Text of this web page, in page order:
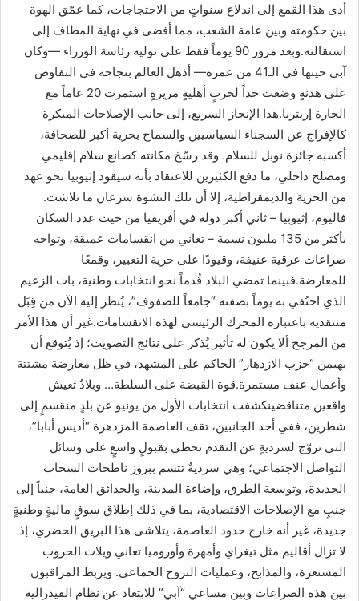
أدى هذا القمع إلى اندلاع سنواتٍ من الاحتجاجات، كما عمّق الهوة
بين حكومته وبين عامة الشعب، مما أفضى في نهاية المطاف إلى
استقالته.وبعد مرور 90 يوماً فقط على توليه رئاسة الوزراء —وكان
آبي حينها في الـ41 من عمره— أذهل العالم بنجاحه في التفاوض
على هدنةٍ وضعت حداً لحربٍ أهليةٍ مريرةٍ استمرت 20 عاماً مع
الجارة إريتريا.هذا الإنجاز السريع، إلى جانب الإصلاحات المبكرة
كالإفراج عن السجناء السياسيين والسماح بحرية أكبر للصحافة،
أكسبه جائزة نوبل للسلام. وقد رسّخ مكانته كصانع سلام إقليمي
ومصلح داخلي، ما دفع الكثيرين للاعتقاد بأنه سيقود إثيوبيا نحو عهد
من الحرية والديمقراطية، إلا أن تلك النشوة سرعان ما تلاشت.
فاليوم، إثيوبيا – ثاني أكبر دولة في أفريقيا من حيث عدد السكان
بأكثر من 135 مليون نسمة – تعاني من انقسامات عميقة، وتواجه
صراعات عرقية عنيفة، وقيودًا على حرية التعبير، وقمعًا
للمعارضة.فبينما تمضي البلاد قُدماً نحو انتخابات وطنية، بات الزعيم
الذي احتُفي به يوماً بصفته “جامعاً للصفوف”، يُنظر إليه الآن من قِبَل
منتقديه باعتباره المحرك الرئيسي لهذه الانقسامات.غير أن هذا الأمر
من المرجح ألا يكون له تأثير يُذكر على نتائج التصويت؛ إذ يُتوقع أن
يهيمن “حزب الازدهار” الحاكم على المشهد، في ظل معارضة مشتتة
وأعمال عنف مستمرة.قوة القبضة على السلطة… وبلادٌ تعيش
واقعين متناقضينكشفت انتخابات الأول من يونيو عن بلدٍ منقسمٍ إلى
شطرين، ففي أحد الجانبين، تقف العاصمة المزدهرة “أديس أبابا”،
التي تروّج لسرديةٍ عن التقدم تحظى بقبولٍ واسعٍ على وسائل
التواصل الاجتماعي؛ وهي سرديةٌ تتسم ببروز ناطحات السحاب
الجديدة، وتوسعة الطرق، وإضاءة المدينة، والحدائق العامة، جنباً إلى
جنبٍ مع الإصلاحات الاقتصادية، بما في ذلك إطلاق سوقٍ ماليةٍ وطنيةٍ
جديدة، غير أنه خارج حدود العاصمة، يتلاشى هذا البريق الحضري، إذ
لا تزال أقاليم مثل تيغراي وأمهرة وأوروميا تعاني ويلات الحروب
المستعرة، والمذابح، وعمليات النزوح الجماعي. ويربط المراقبون
بين هذه الصراعات وبين مساعي “آبي” للابتعاد عن نظام الفيدرالية